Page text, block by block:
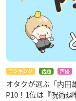
ランキング 話題 声優
オタクが選ぶ「内田
P10！1位は『呪術廻